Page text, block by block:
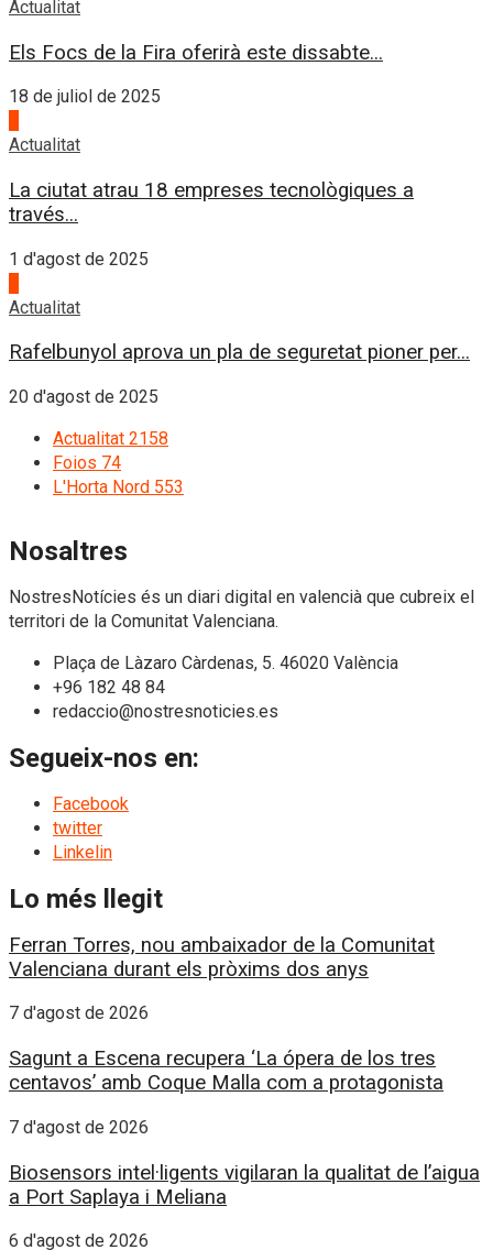
Actualitat
Els Focs de la Fira oferirà este dissabte...
18 de juliol de 2025
Actualitat
La ciutat atrau 18 empreses tecnològiques a
través...
1 d'agost de 2025
Actualitat
Rafelbunyol aprova un pla de seguretat pioner per...
20 d'agost de 2025
Actualitat 2158
Foios 74
L'Horta Nord 553
Nosaltres
NostresNotícies és un diari digital en valencià que cubreix el
territori de la Comunitat Valenciana.
Plaça de Làzaro Càrdenas, 5. 46020 València
+96 182 48 84
redaccio@nostresnoticies.es
Segueix-nos en:
Facebook
twitter
Linkelin
Lo més llegit
Ferran Torres, nou ambaixador de la Comunitat
Valenciana durant els pròxims dos anys
7 d'agost de 2026
Sagunt a Escena recupera ‘La ópera de los tres
centavos’ amb Coque Malla com a protagonista
7 d'agost de 2026
Biosensors intel·ligents vigilaran la qualitat de l’aigua
a Port Saplaya i Meliana
6 d'agost de 2026